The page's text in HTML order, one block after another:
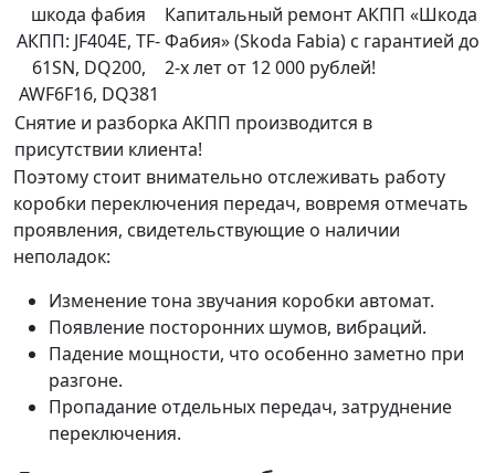
АКПП: JF404E, TF-
61SN, DQ200,
AWF6F16, DQ381
Капитальный ремонт АКПП «Шкода
Фабия» (Skoda Fabia) с гарантией до
2-х лет от 12 000 рублей!
Снятие и разборка АКПП производится в
присутствии клиента!
Поэтому стоит внимательно отслеживать работу
коробки переключения передач, вовремя отмечать
проявления, свидетельствующие о наличии
неполадок:
Изменение тона звучания коробки автомат.
Появление посторонних шумов, вибраций.
Падение мощности, что особенно заметно при
разгоне.
Пропадание отдельных передач, затруднение
переключения.